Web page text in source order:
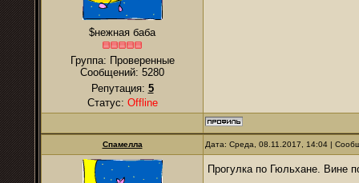
$нежная баба
Группа: Проверенные
Сообщений: 5280
Репутация: 5
Статус: Offline
Спамелла Дата: Среда, 08.11.2017, 14:04 |
Прогулка по Гюльхане.